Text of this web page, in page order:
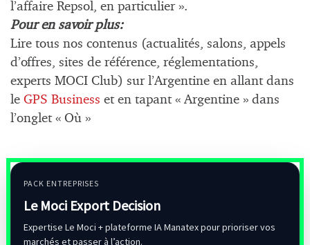
l’affaire Repsol, en particulier ».
Pour en savoir plus:
Lire tous nos contenus (actualités, salons, appels
d’offres, sites de référence, réglementations,
experts MOCI Club) sur l’Argentine en allant dans
le GPS Business et en tapant « Argentine » dans
l’onglet « Où »
PACK ENTREPRISES
Le Moci Export Decision
Expertise Le Moci + plateforme IA Manatex pour prioriser vos
marchés et passer à l’action.